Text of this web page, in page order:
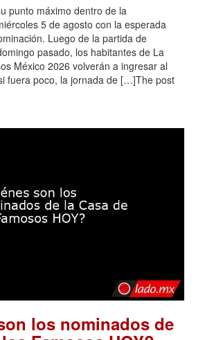
punto máximo dentro de la
5 de agosto con la esperada
Luego de la partida de
pasado, los habitantes de La
México 2026 volverán a ingresar al
fuera poco, la jornada de […]The post
los nominados de